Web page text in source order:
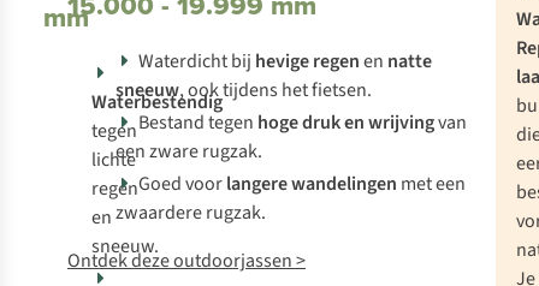
mm
Waterbestendig
tegen
lichte
regen
en
sneeuw.
Waterdicht bij hevige regenen natte
sneeuw, ook tijdens het fietsen.
Bestand tegen hoge druken wrijvingvan
een zware rugzak.
Goed voorlangere wandelingen met een
zwaardere rugzak.
Ontdek deze outdoorjassen >